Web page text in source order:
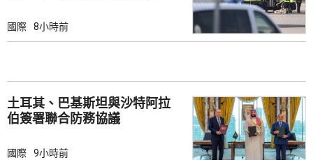
國際 8小時前
土耳其、巴基斯坦與沙特阿拉
伯簽署聯合防務協議
國際 9小時前